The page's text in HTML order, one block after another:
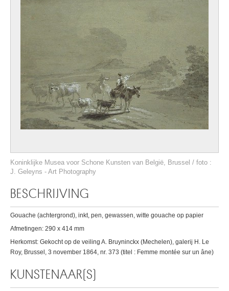
Koninklijke Musea voor Schone Kunsten van België, Brussel / foto :
J. Geleyns - Art Photography
BESCHRIJVING
Gouache (achtergrond), inkt, pen, gewassen, witte gouache op papier
Afmetingen: 290 x 414 mm
Herkomst: Gekocht op de veiling A. Bruyninckx (Mechelen), galerij H. Le
Roy, Brussel, 3 november 1864, nr. 373 (titel : Femme montée sur un âne)
KUNSTENAAR(S)